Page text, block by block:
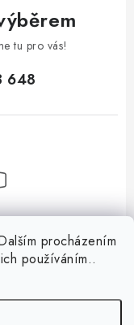
procházením
používáním..
tu pro vás!
648